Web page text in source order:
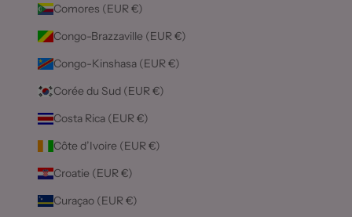
Comores (EUR €)
Congo-Brazzaville (EUR €)
Congo-Kinshasa (EUR €)
Corée du Sud (EUR €)
Costa Rica (EUR €)
Côte d’Ivoire (EUR €)
Croatie (EUR €)
Curaçao (EUR €)